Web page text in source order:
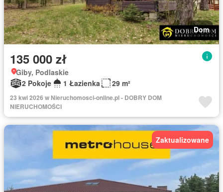
Dom
135 000 zł
Giby, Podlaskie
2 Pokoje
1 Łazienka 29 m²
23 kwi 2026 w Nieruchomosci-online.pl - DOBRY DOM
NIERUCHOMOŚCI
Zaktualizowane